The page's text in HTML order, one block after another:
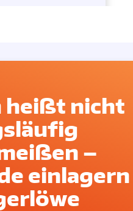
heißt nicht
–
einlagern